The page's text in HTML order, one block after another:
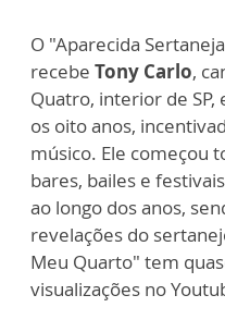
O "Aparecida
recebe Tony Carlo,
Quatro, interior de
os oito anos,
músico. Ele começou
bares, bailes e
ao longo dos anos,
revelações do
Meu Quarto" tem
visualizações no